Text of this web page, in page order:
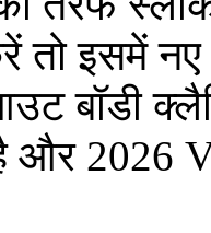
तो इसमें
बॉडी
और 2026